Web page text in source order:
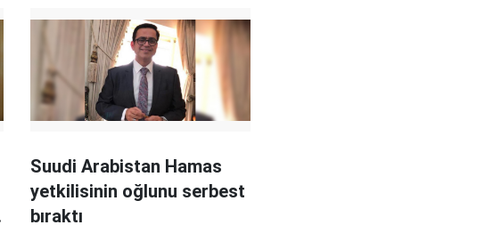
Suudi Arabistan Hamas
yetkilisinin oğlunu serbest
bıraktı